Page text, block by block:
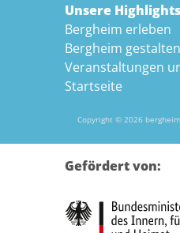
Unsere Highlights
Bergheim erleben
Bergheim gestalten
Veranstaltungen
Startseite
Copyright © 2026
Gefördert von: